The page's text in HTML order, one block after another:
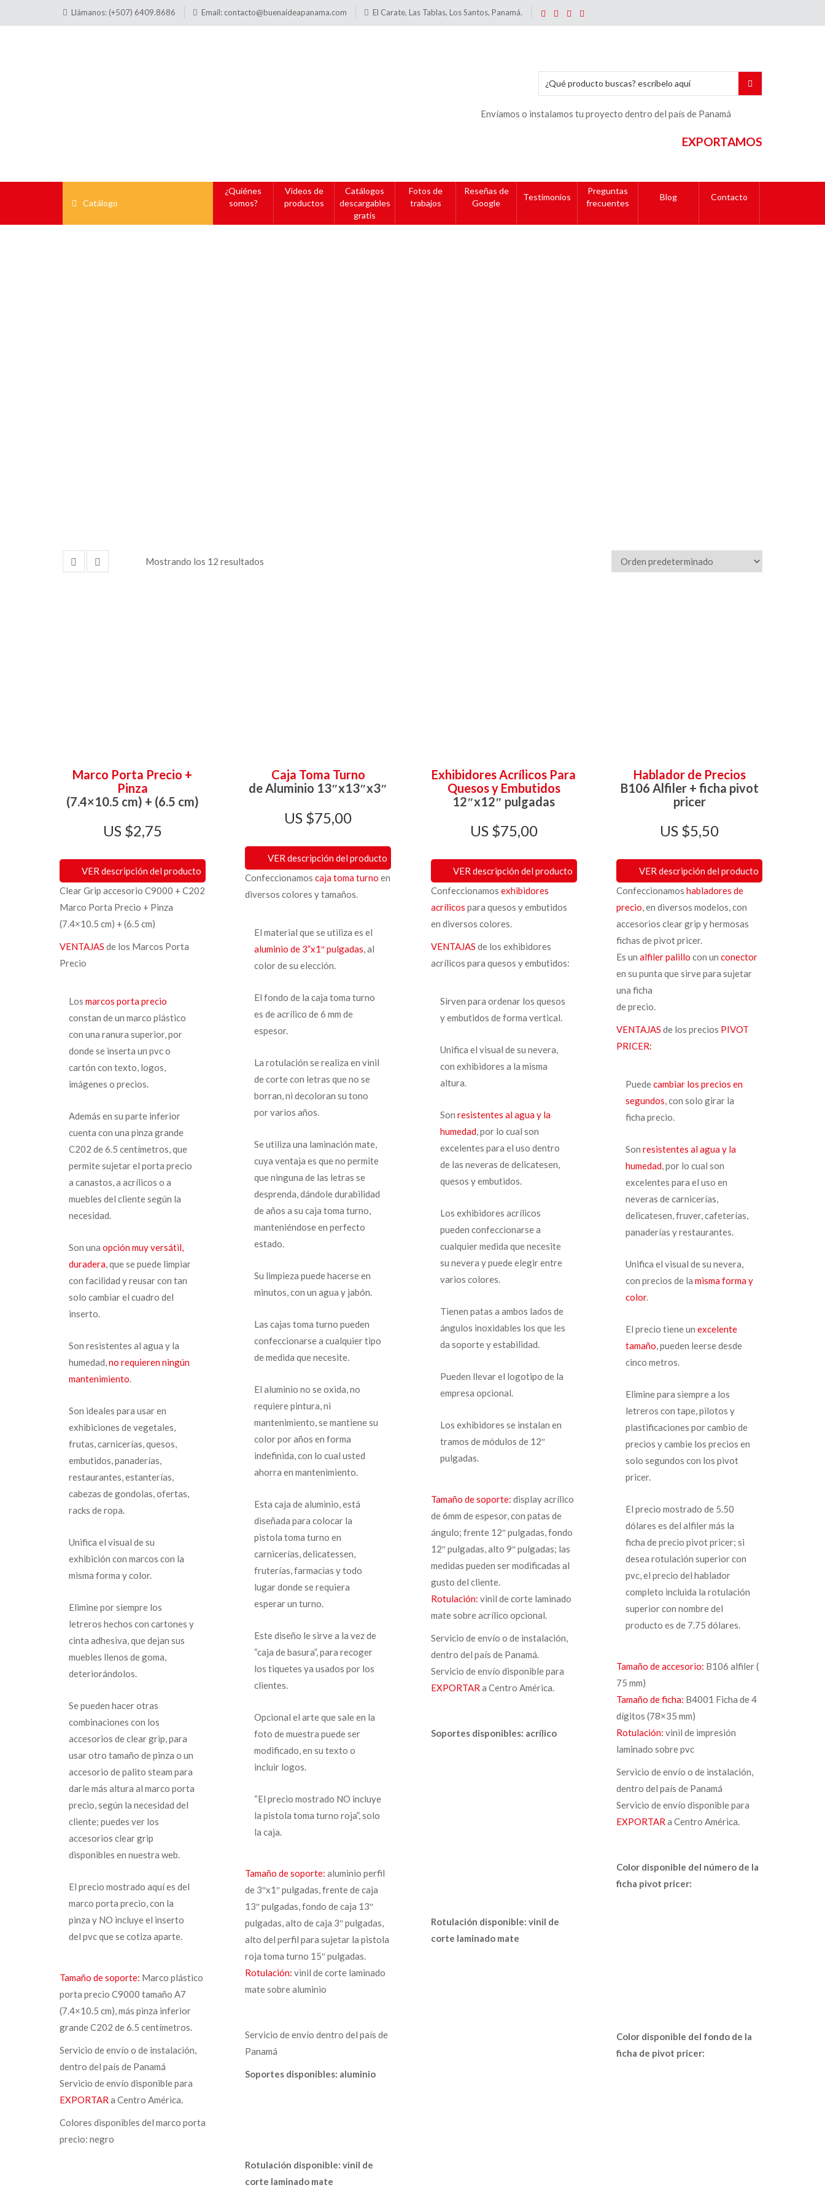
Llámanos: (+507) 6409.8686 Email: contacto@buenaideapanama.com El Carate, Las Tablas, Los Santos, Panamá.
Envíamos o instalamos tu proyecto dentro del país de Panamá
EXPORTAMOS
Catálogo
¿Quiénes
somos?
Videos de
productos
Catálogos
descargables
gratis
Fotos de
trabajos
Reseñas de
Google
Testimonios
Preguntas
frecuentes
Blog Contacto
Mostrando los 12 resultados
Marco Porta Precio +
Pinza
(7.4×10.5 cm) + (6.5 cm)
$2,75
VER descripción del producto
Clear Grip accesorio C9000 + C202
Marco Porta Precio + Pinza
(7.4×10.5 cm) + (6.5 cm)
VENTAJAS de los Marcos Porta
Precio
Los marcos porta precio
constan de un marco plástico
con una ranura superior, por
donde se inserta un pvc o
cartón con texto, logos,
imágenes o precios.
Además en su parte inferior
cuenta con una pinza grande
C202 de 6.5 centímetros, que
permite sujetar el porta precio
a canastos, a acrílicos o a
muebles del cliente según la
necesidad.
Son una opción muy versátil,
duradera, que se puede limpiar
con facilidad y reusar con tan
solo cambiar el cuadro del
inserto.
Son resistentes al agua y la
humedad,no requieren ningún
mantenimiento.
Son ideales para usar en
exhibiciones de vegetales,
frutas, carnicerías, quesos,
embutidos, panaderías,
restaurantes, estanterías,
cabezas de gondolas, ofertas,
racks de ropa.
Unifica el visual de su
exhibición con marcos con la
misma forma y color.
Elimine por siempre los
letreros hechos con cartones y
cinta adhesiva, que dejan sus
muebles llenos de goma,
deteriorándolos.
Se pueden hacer otras
combinaciones con los
accesorios de clear grip, para
usar otro tamaño de pinza o un
accesorio de palito steam para
darle más altura al marco porta
precio, según la necesidad del
cliente; puedes ver los
accesorios clear grip
disponibles en nuestra web.
El precio mostrado aquí es del
marco porta precio, con la
pinza y NO incluye el inserto
del pvc que se cotiza aparte.
Tamaño de soporte: Marco plástico
porta precio C9000 tamaño A7
(7.4×10.5 cm), más pinza inferior
grande C202 de 6.5 centímetros.
Servicio de envío o de instalación,
dentro del país de Panamá
Servicio de envío disponible para
EXPORTAR a Centro América.
Colores disponibles del marco porta
precio: negro
Caja Toma Turno
de Aluminio 13″x13″x3″
$75,00
VER descripción del producto
Confeccionamoscaja toma turno en
diversos colores y tamaños.
El material que se utiliza es el
aluminio de 3”x1″ pulgadas, al
color de su elección.
El fondo de la caja toma turno
es de acrílico de 6 mm de
espesor.
La rotulación se realiza en vinil
de corte con letras que no se
borran, ni decoloran su tono
por varios años.
Se utiliza una laminación mate,
cuya ventaja es que no permite
que ninguna de las letras se
desprenda, dándole durabilidad
de años a su caja toma turno,
manteniéndose en perfecto
estado.
Su limpieza puede hacerse en
minutos, con un agua y jabón.
Las cajas toma turno pueden
confeccionarse a cualquier tipo
de medida que necesite.
El aluminio no se oxida, no
requiere pintura, ni
mantenimiento, se mantiene su
color por años en forma
indefinida, con lo cual usted
ahorra en mantenimiento.
Esta caja de aluminio, está
diseñada para colocar la
pistola toma turno en
carnicerías, delicatessen,
fruterías, farmacias y todo
lugar donde se requiera
esperar un turno.
Este diseño le sirve a la vez de
“caja de basura”, para recoger
los tiquetes ya usados por los
clientes.
Opcional el arte que sale en la
foto de muestra puede ser
modificado, en su texto o
incluir logos.
“El precio mostrado NO incluye
la pistola toma turno roja”, solo
la caja.
Tamaño de soporte: aluminio perfil
de 3″x1″ pulgadas, frente de caja
13″ pulgadas, fondo de caja 13″
pulgadas, alto de caja 3″ pulgadas,
alto del perfil para sujetar la pistola
roja toma turno 15″ pulgadas.
Rotulación: vinil de corte laminado
mate sobre aluminio
Servicio de envío dentro del país de
Panamá
Soportes disponibles: aluminio
Rotulación disponible: vinil de
corte laminado mate
Exhibidores Acrílicos Para
Quesos y Embutidos
12″x12″ pulgadas
$75,00
VER descripción del producto
Confeccionamos exhibidores
acrílicos para quesos y embutidos
en diversos colores.
VENTAJAS de los exhibidores
acrílicos para quesos y embutidos:
Sirven para ordenar los quesos
y embutidos de forma vertical.
Unifica el visual de su nevera,
con exhibidores a la misma
altura.
Son resistentes al agua y la
humedad, por lo cual son
excelentes para el uso dentro
de las neveras de delicatesen,
quesos y embutidos.
Los exhibidores acrílicos
pueden confeccionarse a
cualquier medida que necesite
su nevera y puede elegir entre
varios colores.
Tienen patas a ambos lados de
ángulos inoxidables los que les
da soporte y estabilidad.
Pueden llevar el logotipo de la
empresa opcional.
Los exhibidores se instalan en
tramos de módulos de 12″
pulgadas.
Tamaño de soporte: display acrílico
de 6mm de espesor, con patas de
ángulo; frente 12″ pulgadas, fondo
12″ pulgadas, alto 9″ pulgadas; las
medidas pueden ser modificadas al
gusto del cliente.
Rotulación: vinil de corte laminado
mate sobre acrílico opcional.
Servicio de envío o de instalación,
dentro del país de Panamá.
Servicio de envío disponible para
EXPORTAR a Centro América.
Soportes disponibles: acrílico
Rotulación disponible: vinil de
corte laminado mate
Hablador de Precios
B106 Alfiler + ficha pivot
pricer
$5,50
VER descripción del producto
Confeccionamoshabladores de
precio, en diversos modelos, con
accesorios clear grip y hermosas
fichas de pivot pricer.
Es unalfiler palillo con unconector
en su punta que sirve para sujetar
una ficha
de precio.
VENTAJAS de los precios PIVOT
PRICER:
Puedecambiar los precios en
segundos, con solo girar la
ficha precio.
Sonresistentes al agua y la
humedad, por lo cual son
excelentes para el uso en
neveras de carnicerías,
delicatesen, fruver, cafeterías,
panaderías y restaurantes.
Unifica el visual de su nevera,
con precios de lamisma forma y
color.
El precio tiene unexcelente
tamaño, pueden leerse desde
cinco metros.
Elimine para siempre a los
letreros con tape, pilotos y
plastificaciones por cambio de
precios y cambie los precios en
solo segundos con los pivot
pricer.
El precio mostrado de 5.50
dólares es del alfiler más la
ficha de precio pivot pricer; si
desea rotulación superior con
pvc, el precio del hablador
completo incluida la rotulación
superior con nombre del
producto es de 7.75 dólares.
Tamaño de accesorio: B106 alfiler (
75 mm)
Tamaño de ficha: B4001 Ficha de 4
dígitos (78×35 mm)
Rotulación: vinil de impresión
laminado sobre pvc
Servicio de envío o de instalación,
dentro del país de Panamá
Servicio de envío disponible para
EXPORTAR a Centro América.
Color disponible del número de la
ficha pivot pricer:
Color disponible del fondo de la
ficha de pivot pricer: